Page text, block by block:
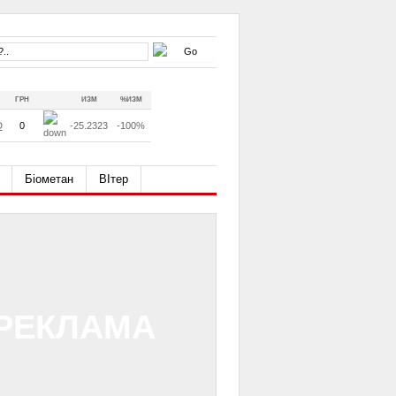
ГРН ИЗМ %ИЗМ
0 -25.2323 -100%
Біометан ВІтер